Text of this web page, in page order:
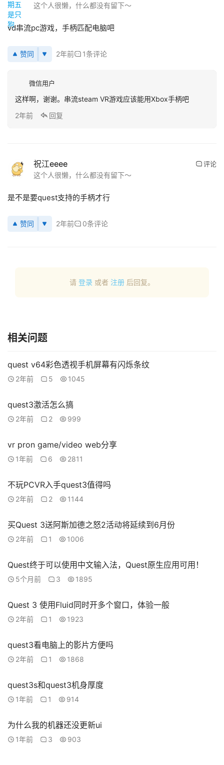
首
页
行
应
V
设
排
下
载
V
R
坛
社
这个人很懒，什么都没有留下～
vd串流pc游戏，手柄匹配电脑吧
赞同 2年前 1条评论
微信用户
这样啊，谢谢。串流steam VR游戏应该能用Xbox手柄吧
2年前
回复
祝江eeee
这个人很懒，什么都没有留下～
评论
是不是要quest支持的手柄才行
赞同 2年前 0条评论
请 登录 或者 注册 后回复。
相关问题
quest v64彩色透视手机屏幕有闪烁条纹
2年前 5 1045
quest3激活怎么搞
2年前 2 999
vr pron game/video web分享
1年前 6 2811
不玩PCVR入手quest3值得吗
2年前 2 1144
买Quest 3送阿斯加德之怒2活动将延续到6月份
2年前 1 1006
Quest终于可以使用中文输入法，Quest原生应用可用！
5个月前 3 1895
Quest 3 使用Fluid同时开多个窗口，体验一般
2年前 1 1923
quest3看电脑上的影片方便吗
2年前 1 1868
quest3s和quest3机身厚度
1年前 1 914
为什么我的机器还没更新ui
1年前 3 903